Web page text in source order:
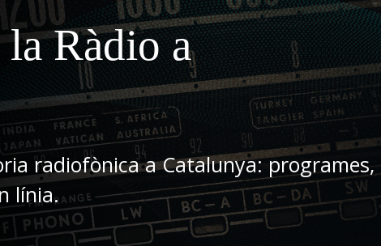
Ràdio a
radiofònica a Catalunya: programes,
línia.